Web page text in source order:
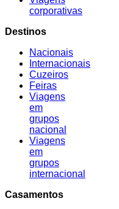
corporativas
Destinos
Nacionais
Internacionais
Cuzeiros
Feiras
Viagens
em
grupos
nacional
Viagens
em
grupos
internacional
Casamentos